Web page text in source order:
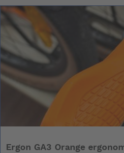
Ergon GA3 Orange